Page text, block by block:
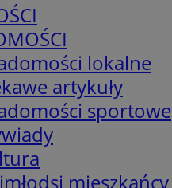
lokalne
artykuły
sportowe
mieszkańcy